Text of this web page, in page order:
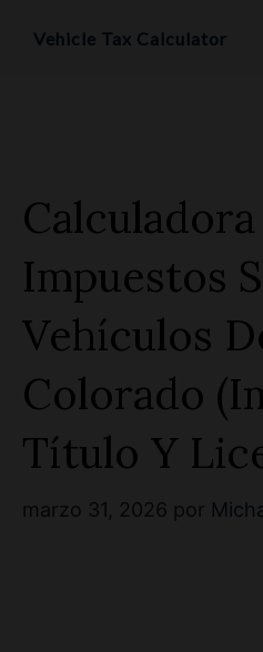
Vehicle Tax Calculator
Impuestos
Vehículos
Colorado
Título Y
marzo 31, 2026 por